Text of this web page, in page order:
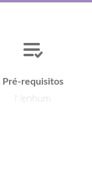
Pré-requisitos
Nenhum